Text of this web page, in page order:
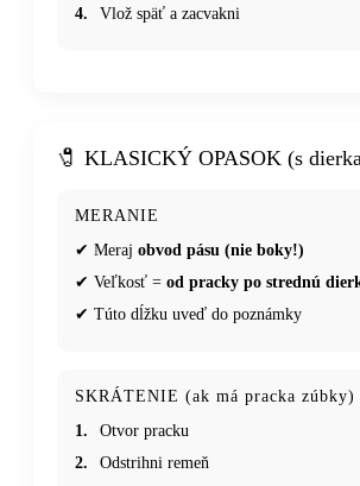
4.
Vlož späť a zacvakni
🧷 KLASICKÝ OPASOK (s
MERANIE
✔ Meraj obvod pásu (nie boky!)
✔ Veľkosť = od pracky po strednú
✔ Túto dĺžku uveď do poznámky
SKRÁTENIE (ak má pracka zúbky)
1.
Otvor pracku
2.
Odstrihni remeň